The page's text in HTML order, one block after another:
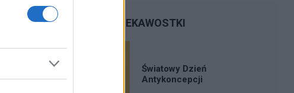
CIEKAWOSTKI
Światowy Dzień
Antykoncepcji